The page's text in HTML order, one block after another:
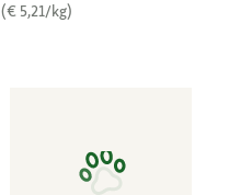
(€ 5,21/kg)